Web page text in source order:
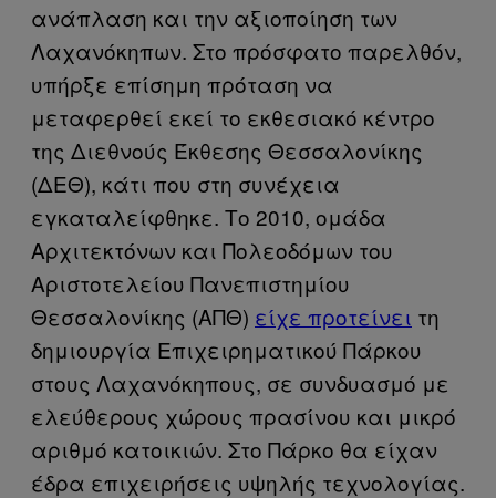
ανάπλαση και την αξιοποίηση των
Λαχανόκηπων. Στο πρόσφατο παρελθόν,
υπήρξε επίσημη πρόταση να
μεταφερθεί εκεί το εκθεσιακό κέντρο
της Διεθνούς Έκθεσης Θεσσαλονίκης
(ΔΕΘ), κάτι που στη συνέχεια
εγκαταλείφθηκε. Το 2010, ομάδα
Αρχιτεκτόνων και Πολεοδόμων του
Αριστοτελείου Πανεπιστημίου
Θεσσαλονίκης (ΑΠΘ) είχε προτείνει τη
δημιουργία Επιχειρηματικού Πάρκου
στους Λαχανόκηπους, σε συνδυασμό με
ελεύθερους χώρους πρασίνου και μικρό
αριθμό κατοικιών. Στο Πάρκο θα είχαν
έδρα επιχειρήσεις υψηλής τεχνολογίας.